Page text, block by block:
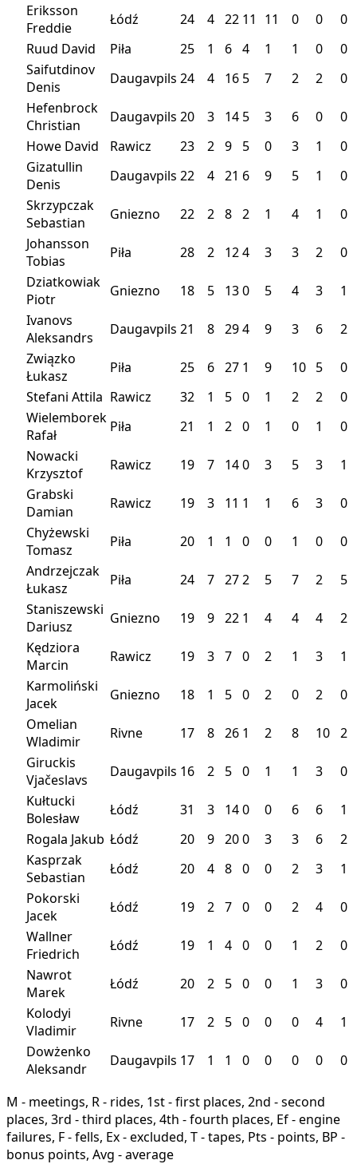
Eriksson
Freddie
Łódź 24 4 22 11 11 0 0
0
Ruud David
Piła 25 1 6 4 1 1 0
0
Saifutdinov
Denis
Daugavpils 24 4 16 5 7 2 2
0
Hefenbrock
Christian
Daugavpils 20 3 14 5 3 6 0
0
Howe David
Rawicz 23 2 9 5 0 3 1
0
Gizatullin
Denis
Daugavpils 22 4 21 6 9 5 1
0
Skrzypczak
Sebastian
Gniezno 22 2 8 2 1 4 1
0
Johansson
Tobias
Piła 28 2 124 3 3 2
0
Dziatkowiak
Piotr
Gniezno 18 5 130 5 4 3
1
Ivanovs
Aleksandrs
Daugavpils 21 8 294 9 3 6
2
Związko
Łukasz
Piła 25 6 27 1 9 10 5
0
Stefani Attila Rawicz 32 1 5 0 1 2 2
0
Wielemborek
Rafał
Piła 21 1 2 0 1 0 1
0
Nowacki
Krzysztof
Rawicz 19 7 140 3 5 3
1
Grabski
Damian
Rawicz 19 3 11 1 1 6 3
0
Chyżewski
Tomasz
Piła 20 1 1 0 0 1 0
0
Andrzejczak
Łukasz
Piła 24 7 272 5 7 2
5
Staniszewski
Dariusz
Gniezno 19 9 22 1 4 4 4
2
Kędziora
Marcin
Rawicz 19 3 7 0 2 1 3
1
Karmoliński
Jacek
Gniezno 18 1 5 0 2 0 2
0
Omelian
Wladimir
Rivne 17 8 26 1 2 8 10 2
Giruckis
Vjačeslavs
Daugavpils 16 2 5 0 1 1 3
0
Kułtucki
Bolesław
Łódź 31 3 140 0 6 6
1
Rogala Jakub Łódź 20 9 200 3 3 6
2
Kasprzak
Sebastian
Łódź 20 4 8 0 0 2 3
1
Pokorski
Jacek
Łódź 19 2 7 0 0 2 4
0
Wallner
Friedrich
Łódź 19 1 4 0 0 1 2
0
Nawrot
Marek
Łódź 20 2 5 0 0 1 3
0
Kolodyi
Vladimir
Rivne 17 2 5 0 0 0 4
1
Dowżenko
Aleksandr
Daugavpils 17 1 1 0 0 0 0 0
M - meetings, R - rides, 1st - first places, 2nd - second
places, 3rd - third places, 4th - fourth places, Ef - engine
failures, F - fells, Ex - excluded, T - tapes, Pts - points, BP -
bonus points, Avg - average